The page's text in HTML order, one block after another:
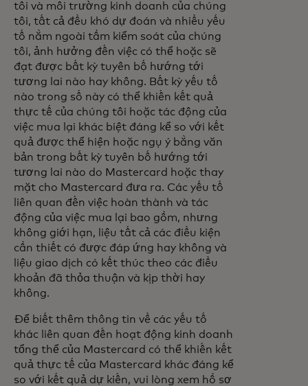
tôi và môi trường kinh doanh của chúng
tôi, tất cả đều khó dự đoán và nhiều yếu
tố nằm ngoài tầm kiểm soát của chúng
tôi, ảnh hưởng đến việc có thể hoặc sẽ
đạt được bất kỳ tuyên bố hướng tới
tương lai nào hay không. Bất kỳ yếu tố
nào trong số này có thể khiến kết quả
thực tế của chúng tôi hoặc tác động của
việc mua lại khác biệt đáng kể so với kết
quả được thể hiện hoặc ngụ ý bằng văn
bản trong bất kỳ tuyên bố hướng tới
tương lai nào do Mastercard hoặc thay
mặt cho Mastercard đưa ra. Các yếu tố
liên quan đến việc hoàn thành và tác
động của việc mua lại bao gồm, nhưng
không giới hạn, liệu tất cả các điều kiện
cần thiết có được đáp ứng hay không và
liệu giao dịch có kết thúc theo các điều
khoản đã thỏa thuận và kịp thời hay
không.
Để biết thêm thông tin về các yếu tố
khác liên quan đến hoạt động kinh doanh
tổng thể của Mastercard có thể khiến kết
quả thực tế của Mastercard khác đáng kể
so với kết quả dự kiến, vui lòng xem hồ sơ